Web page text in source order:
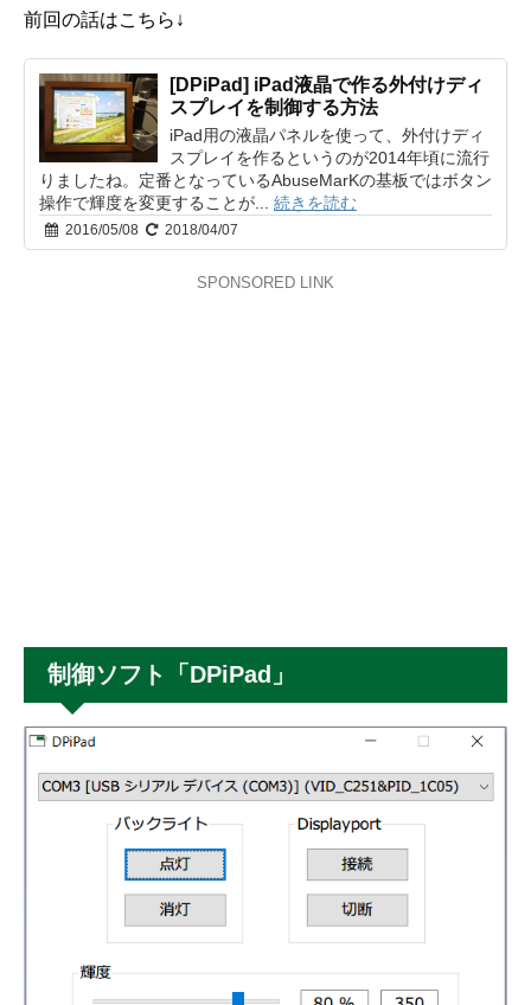
前回の話はこちら↓
[DPiPad] iPad液晶で作る外付けディ
スプレイを制御する方法
iPad用の液晶パネルを使って、外付けディ
スプレイを作るというのが2014年頃に流行
りましたね。定番となっているAbuseMarKの基板ではボタン
操作で輝度を変更することが... 続きを読む
2016/05/08 2018/04/07
SPONSORED LINK
制御ソフト「DPiPad」